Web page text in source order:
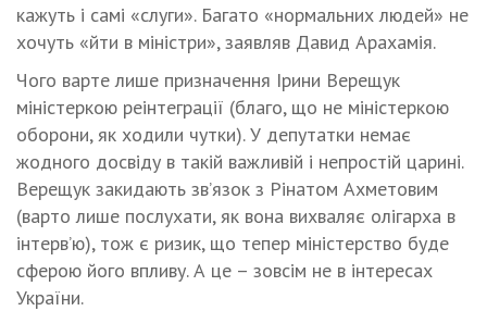
кажуть і самі «слуги». Багато «нормальних людей» не
хочуть «йти в міністри», заявляв Давид Арахамія.
Чого варте лише призначення Ірини Верещук
міністеркою реінтеграції (благо, що не міністеркою
оборони, як ходили чутки). У депутатки немає
жодного досвіду в такій важливій і непростій царині.
Верещук закидають зв’язок з Рінатом Ахметовим
(варто лише послухати, як вона вихваляє олігарха в
інтерв’ю), тож є ризик, що тепер міністерство буде
сферою його впливу. А це – зовсім не в інтересах
України.